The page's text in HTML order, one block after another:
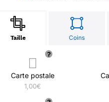
Taille Coins
Carte postale
1,00€